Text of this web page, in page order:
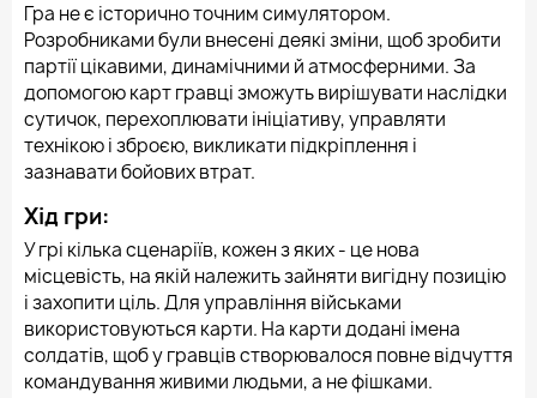
Гра не є історично точним симулятором.
Розробниками були внесені деякі зміни, щоб зробити
партії цікавими, динамічними й атмосферними. За
допомогою карт гравці зможуть вирішувати наслідки
сутичок, перехоплювати ініціативу, управляти
технікою і зброєю, викликати підкріплення і
зазнавати бойових втрат.
Хід гри:
У грі кілька сценаріїв, кожен з яких - це нова
місцевість, на якій належить зайняти вигідну позицію
і захопити ціль. Для управління військами
використовуються карти. На карти додані імена
солдатів, щоб у гравців створювалося повне відчуття
командування живими людьми, а не фішками.